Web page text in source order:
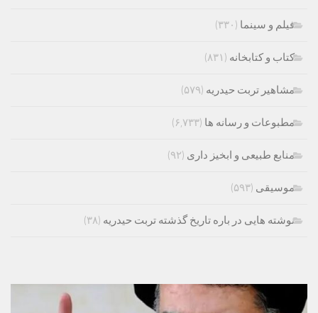
فیلم و سینما (۳۳۰)
کتاب و کتابخانه (۸۳۱)
مشاهیر تربت حیدریه (۵۷۹)
مطبوعات و رسانه ها (۶,۷۳۳)
منابع طبیعی و ابخیز داری (۹۲)
موسیقی (۵۹۳)
نوشته هایی در باره تاریخ گذشته تربت حیدریه (۳۸)